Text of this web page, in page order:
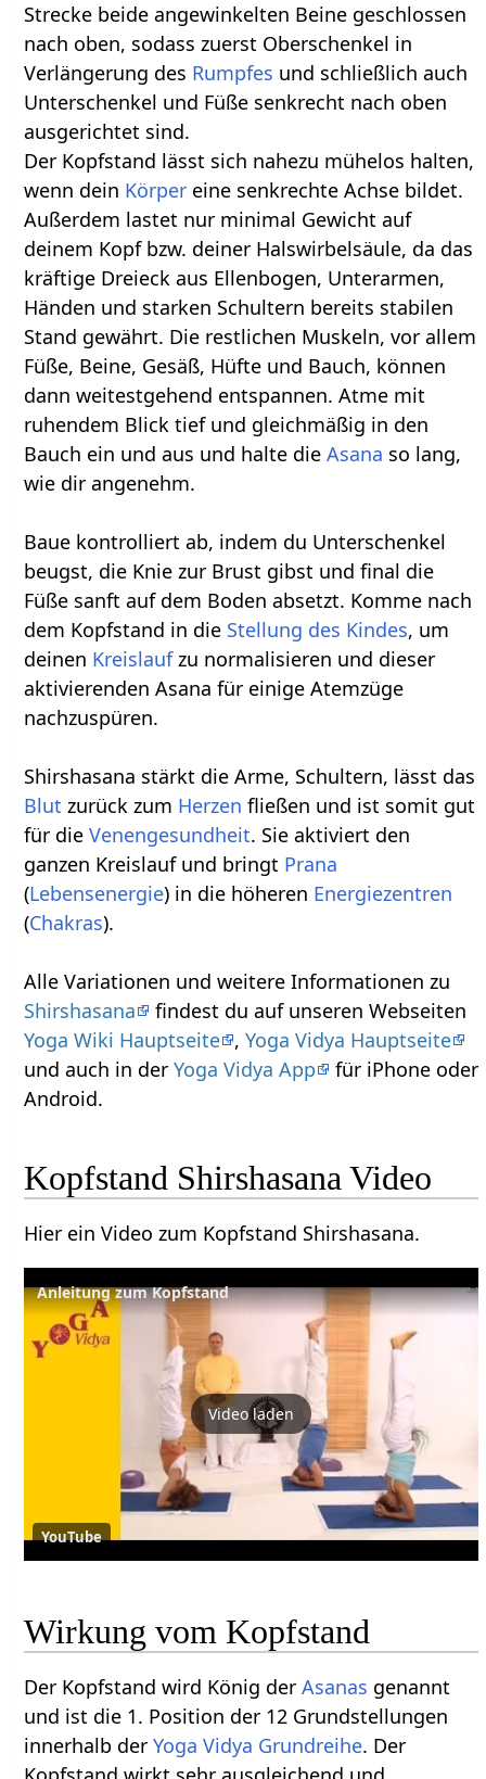
Strecke beide angewinkelten Beine geschlossen
nach oben, sodass zuerst Oberschenkel in
Verlängerung des Rumpfes und schließlich auch
Unterschenkel und Füße senkrecht nach oben
ausgerichtet sind.
Der Kopfstand lässt sich nahezu mühelos halten,
wenn dein Körper eine senkrechte Achse bildet.
Außerdem lastet nur minimal Gewicht auf
deinem Kopf bzw. deiner Halswirbelsäule, da das
kräftige Dreieck aus Ellenbogen, Unterarmen,
Händen und starken Schultern bereits stabilen
Stand gewährt. Die restlichen Muskeln, vor allem
Füße, Beine, Gesäß, Hüfte und Bauch, können
dann weitestgehend entspannen. Atme mit
ruhendem Blick tief und gleichmäßig in den
Bauch ein und aus und halte dieAsana so lang,
wie dir angenehm.
Baue kontrolliert ab, indem du Unterschenkel
beugst, die Knie zur Brust gibst und final die
Füße sanft auf dem Boden absetzt. Komme nach
dem Kopfstand in die Stellung des Kindes, um
deinen Kreislaufzu normalisieren und dieser
aktivierenden Asana für einige Atemzüge
nachzuspüren.
Shirshasana stärkt die Arme, Schultern, lässt das
Blut zurück zum Herzen fließen und ist somit gut
für dieVenengesundheit. Sie aktiviert den
ganzen Kreislauf und bringt Prana
(Lebensenergie) in die höheren Energiezentren
(Chakras).
Alle Variationen und weitere Informationen zu
Shirshasana
findest du auf unseren Webseiten
Yoga Wiki Hauptseite ,Yoga Vidya Hauptseite
und auch in derYoga Vidya App
für iPhone oder
Android.
Kopfstand Shirshasana Video
Hier ein Video zum Kopfstand Shirshasana.
Anleitung zum Kopfstand
Video laden
YouTube
Wirkung vom Kopfstand
Der Kopfstand wird König derAsanas genannt
und ist die 1. Position der 12 Grundstellungen
innerhalb derYoga Vidya Grundreihe. Der